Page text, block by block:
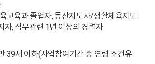
교육과 졸업자, 등산지도사/생활체육지도
자, 직무관련 1년 이상의 경력자
39세 이하(사업참여기간 중 연령 조건유